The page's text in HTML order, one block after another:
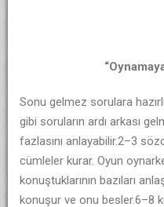
Sonu gelmez sorulara
gibi soruların ardı arkası
fazlasını anlayabilir.2–3
cümleler kurar. Oyun
konuştuklarının bazıları
konuşur ve onu besler.6–8